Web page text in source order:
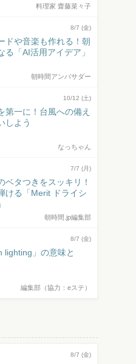
料理家 齋藤菜々子
8/7 (金)
ドや音楽も作れる！朝
る「AI活用アイデア」
朝時間アンバサダー
10/12 (土)
第一に！台風への備え
しよう
なっちゃん
7/7 (月)
ベタつきをスッキリ！
ける「Merit ドライシ
朝時間.jp編集部
8/7 (金)
lighting」の意味と
編集部（協力：eステ）
8/7 (金)